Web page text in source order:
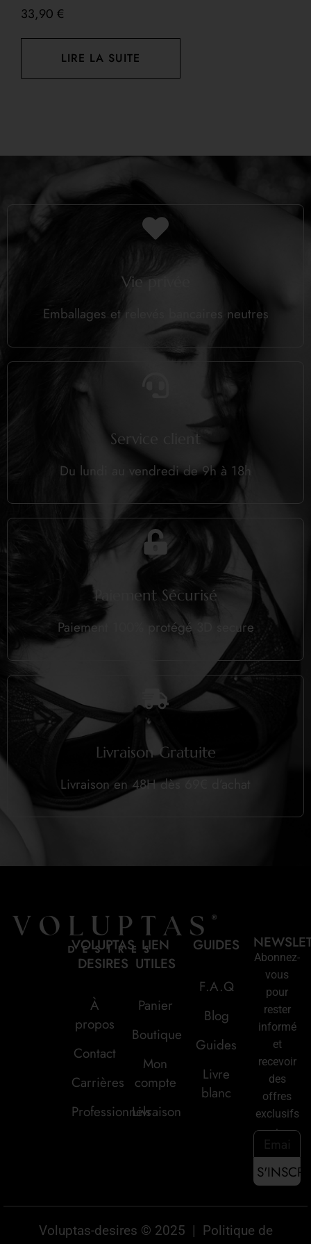
33,90 €
LIRE LA SUITE
Vie privée
Emballages et relevés bancaires neutres
Service client
Du lundi au vendredi de 9h à 18h
Paiement Sécurisé
Paiement 100% protégé 3D secure
Livraison Gratuite
Livraison en 48H dès 69€ d’achat
VOLUPTAS
DESIRES
À
propos
Contact
Carrières
Professionnels
LIEN
UTILES
Panier
Boutique
Mon
compte
Livraison
GUIDES
F.A.Q
Blog
Guides
Livre
blanc
Abonnez-
vous
pour
rester
informé
et
recevoir
des
offres
exclusifs
:
Voluptas-desires © 2025 |
Politique de